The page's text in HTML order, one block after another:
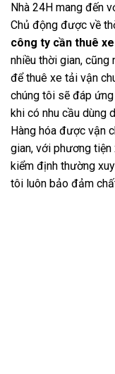
Nhà 24H mang đến
Chủ động được về
công ty cần thuê
nhiều thời gian,
để thuê xe tải vận
chúng tôi sẽ đáp
khi có nhu cầu dùng
Hàng hóa được vận
gian, với phương
kiểm định thường
tôi luôn bảo đảm